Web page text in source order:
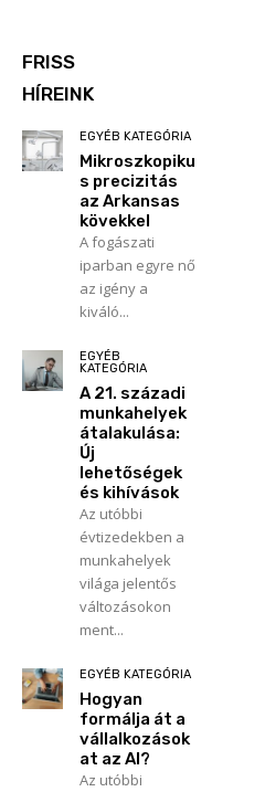
FRISS
HÍREINK
EGYÉB KATEGÓRIA
Mikroszkopiku
s precizitás
az Arkansas
kövekkel
A fogászati
iparban egyre nő
az igény a
kiváló...
EGYÉB
KATEGÓRIA
A 21. századi
munkahelyek
átalakulása:
Új
lehetőségek
és kihívások
Az utóbbi
évtizedekben a
munkahelyek
világa jelentős
változásokon
ment...
EGYÉB KATEGÓRIA
Hogyan
formálja át a
vállalkozások
at az AI?
Az utóbbi